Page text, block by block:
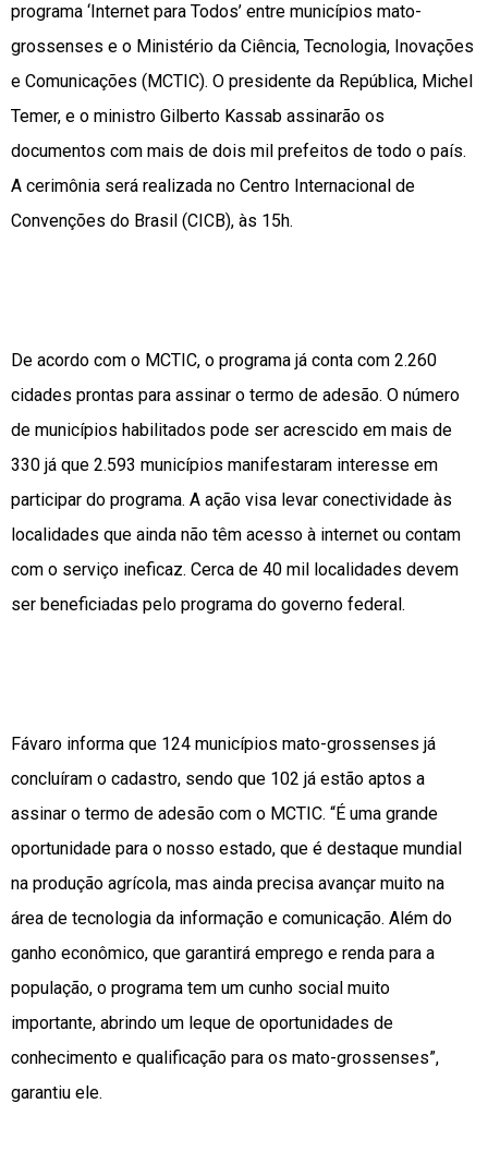
programa ‘Internet para Todos’ entre municípios mato-
grossenses e o Ministério da Ciência, Tecnologia, Inovações
e Comunicações (MCTIC). O presidente da República, Michel
Temer, e o ministro Gilberto Kassab assinarão os
documentos com mais de dois mil prefeitos de todo o país.
A cerimônia será realizada no Centro Internacional de
Convenções do Brasil (CICB), às 15h.
De acordo com o MCTIC, o programa já conta com 2.260
cidades prontas para assinar o termo de adesão. O número
de municípios habilitados pode ser acrescido em mais de
330 já que 2.593 municípios manifestaram interesse em
participar do programa. A ação visa levar conectividade às
localidades que ainda não têm acesso à internet ou contam
com o serviço ineficaz. Cerca de 40 mil localidades devem
ser beneficiadas pelo programa do governo federal.
Fávaro informa que 124 municípios mato-grossenses já
concluíram o cadastro, sendo que 102 já estão aptos a
assinar o termo de adesão com o MCTIC. “É uma grande
oportunidade para o nosso estado, que é destaque mundial
na produção agrícola, mas ainda precisa avançar muito na
área de tecnologia da informação e comunicação. Além do
ganho econômico, que garantirá emprego e renda para a
população, o programa tem um cunho social muito
importante, abrindo um leque de oportunidades de
conhecimento e qualificação para os mato-grossenses”,
garantiu ele.